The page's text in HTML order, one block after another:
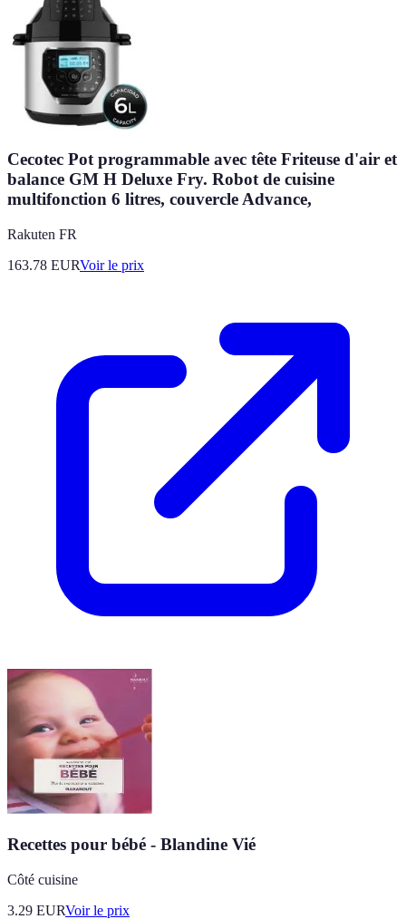
Cecotec Pot programmable avec tête Friteuse d'air et
balance GM H Deluxe Fry. Robot de cuisine
multifonction 6 litres, couvercle Advance,
Rakuten FR
163.78 EURVoir le prix
Recettes pour bébé - Blandine Vié
Côté cuisine
3.29 EURVoir le prix